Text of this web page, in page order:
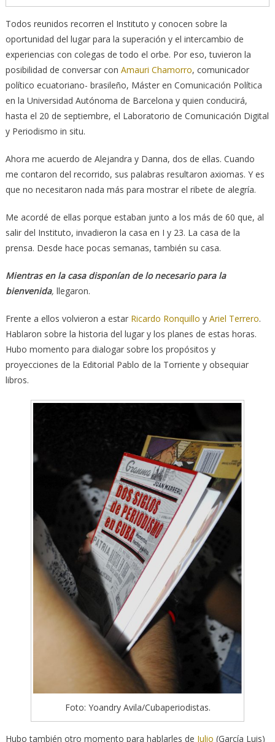
Todos reunidos recorren el Instituto y conocen sobre la
oportunidad del lugar para la superación y el intercambio de
experiencias con colegas de todo el orbe. Por eso, tuvieron la
posibilidad de conversar con Amauri Chamorro, comunicador
político ecuatoriano- brasileño, Máster en Comunicación Política
en la Universidad Autónoma de Barcelona y quien conducirá,
hasta el 20 de septiembre, el Laboratorio de Comunicación Digital
y Periodismo in situ.
Ahora me acuerdo de Alejandra y Danna, dos de ellas. Cuando
me contaron del recorrido, sus palabras resultaron axiomas. Y es
que no necesitaron nada más para mostrar el ribete de alegría.
Me acordé de ellas porque estaban junto a los más de 60 que, al
salir del Instituto, invadieron la casa en I y 23. La casa de la
prensa. Desde hace pocas semanas, también su casa.
Mientras en la casa disponían de lo necesario para la
bienvenida, llegaron.
Frente a ellos volvieron a estar Ricardo Ronquillo y Ariel Terrero.
Hablaron sobre la historia del lugar y los planes de estas horas.
Hubo momento para dialogar sobre los propósitos y
proyecciones de la Editorial Pablo de la Torriente y obsequiar
libros.
Foto: Yoandry Avila/Cubaperiodistas.
Hubo también otro momento para hablarles de Julio (García Luis)